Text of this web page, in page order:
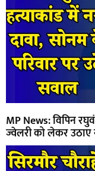
MP News: विपिन
ज्वेलरी को लेकर